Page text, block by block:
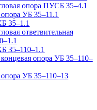
опора ПУСБ 35–4.1
УБ 35–11.1
35–1.1
ответвительная
35–110–1.1
опора УБ 35–110–
УБ 35–110–13